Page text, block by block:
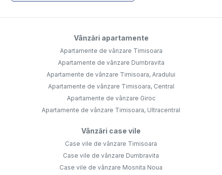
Vânzări apartamente
Apartamente de vânzare Timisoara
Apartamente de vânzare Dumbravita
Apartamente de vânzare Timisoara, Aradului
Apartamente de vânzare Timisoara, Central
Apartamente de vânzare Giroc
Apartamente de vânzare Timisoara, Ultracentral
Vânzări case vile
Case vile de vânzare Timisoara
Case vile de vânzare Dumbravita
Case vile de vânzare Mosnita Noua